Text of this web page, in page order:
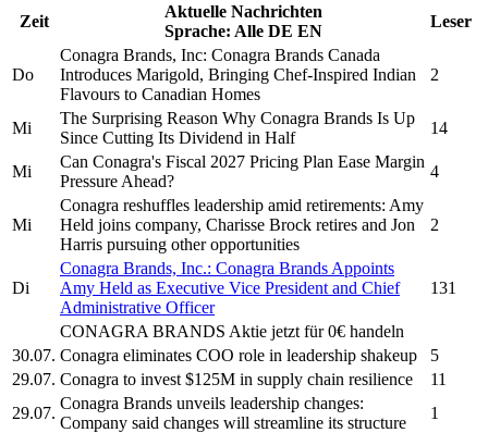
Zeit
Aktuelle Nachrichten
Sprache: Alle DE EN
Leser
Do
Conagra Brands, Inc: Conagra Brands Canada
Introduces Marigold, Bringing Chef-Inspired Indian
Flavours to Canadian Homes
2
Mi
The Surprising Reason Why Conagra Brands Is Up
Since Cutting Its Dividend in Half
14
Mi
Can Conagra's Fiscal 2027 Pricing Plan Ease Margin
Pressure Ahead?
4
Mi
Conagra reshuffles leadership amid retirements: Amy
Held joins company, Charisse Brock retires and Jon
Harris pursuing other opportunities
2
Di
Conagra Brands, Inc.: Conagra Brands Appoints
Amy Held as Executive Vice President and Chief
Administrative Officer
131
CONAGRA BRANDS Aktie jetzt für 0€ handeln
30.07. Conagra eliminates COO role in leadership shakeup
5
29.07. Conagra to invest $125M in supply chain resilience
11
29.07.
Conagra Brands unveils leadership changes:
Company said changes will streamline its structure
1